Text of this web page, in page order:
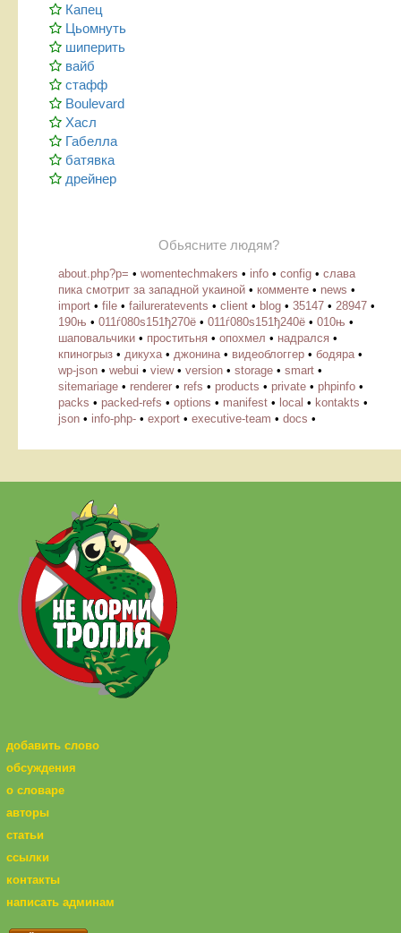
Капец
Цьомнуть
шиперить
вайб
стафф
Boulevard
Хасл
Габелла
батявка
дрейнер
Обьясните людям?
about.php?p= • womentechmakers • info • config • слава
пика смотрит за западной укаиной • комменте • news •
import • file • failureratevents • client • blog • 35147 • 28947 •
190њ • 011ѓ080ѕ151ђ270ё • 011ѓ080ѕ151ђ240ё • 010њ •
шаповальчики • проститьня • опохмел • надрался •
кпиногрыз • дикуха • джонина • видеоблоггер • бодяра •
wp-json • webui • view• version • storage • smart •
sitemariage • renderer • refs • products • private • phpinfo •
packs • packed-refs • options • manifest • local • kontakts •
json • info-php- • export • executive-team • docs •
добавить слово
обсуждения
о словаре
авторы
статьи
ссылки
контакты
написать админам